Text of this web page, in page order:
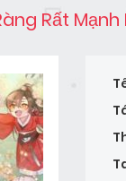
Rất